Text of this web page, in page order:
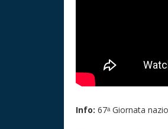
Info: 67ᵃ Giornata